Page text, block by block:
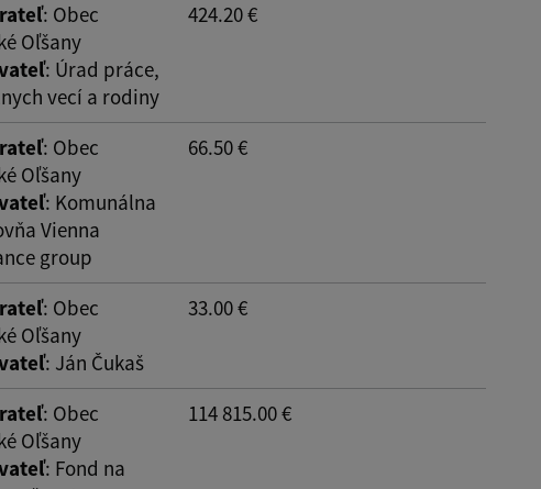
: Obec
Oľšany
: Úrad práce,
vecí a rodiny
424.20 €
: Obec
Oľšany
: Komunálna
Vienna
group
66.50 €
: Obec
Oľšany
: Ján Čukaš
33.00 €
: Obec
Oľšany
: Fond na
114 815.00 €